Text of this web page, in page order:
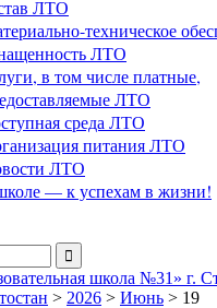
ЛТО
техническое
ЛТО
в том числе платные,
ЛТО
среда ЛТО
питания ЛТО
ЛТО
— к успехам в жизни!
школа №31» г.
> 2026 > Июнь > 19